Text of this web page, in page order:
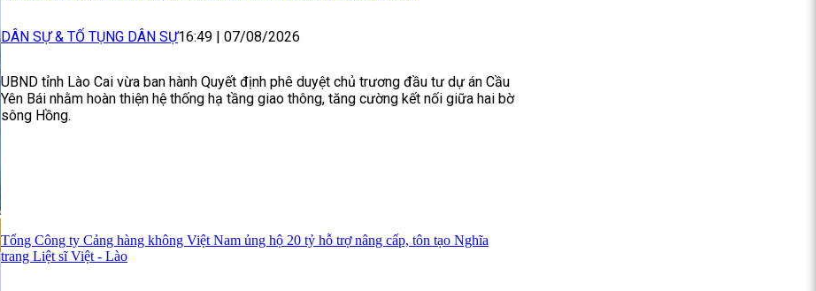
DÂN SỰ & TỐ TỤNG DÂN SỰ16:49 | 07/08/2026
UBND tỉnh Lào Cai vừa ban hành Quyết định phê duyệt chủ trương đầu tư dự án Cầu
Yên Bái nhằm hoàn thiện hệ thống hạ tầng giao thông, tăng cường kết nối giữa hai bờ
sông Hồng.
Tổng Công ty Cảng hàng không Việt Nam ủng hộ 20 tỷ hỗ trợ nâng cấp, tôn tạo Nghĩa
trang Liệt sĩ Việt - Lào